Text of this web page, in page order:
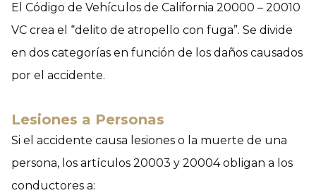
El Código de Vehículos de California 20000 – 20010
VC crea el “delito de atropello con fuga”. Se divide
en dos categorías en función de los daños causados
por el accidente.
Lesiones a Personas
Si el accidente causa lesiones o la muerte de una
persona, los artículos 20003 y 20004 obligan a los
conductores a: